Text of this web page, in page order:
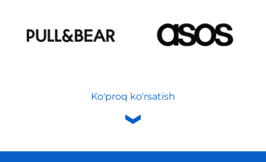
Ko'proq ko'rsatish